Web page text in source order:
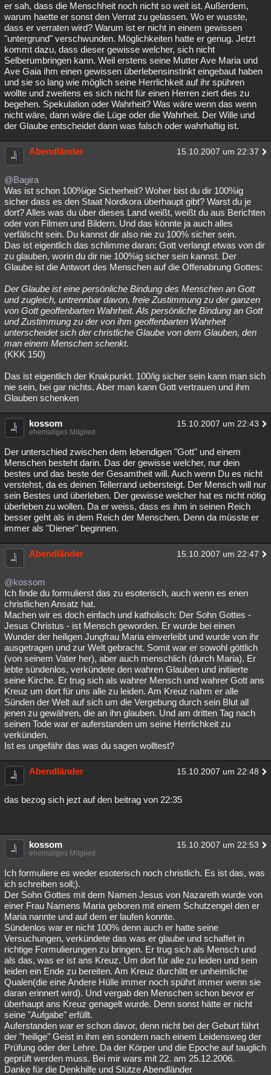
er sah, dass die Menschheit noch nicht so weit ist. Außerdem,
warum haette er sonst den Verrat zu gelassen. Wo er wusste,
dass er verraten wird? Warum ist er nicht in einem gewissen
"untergrund" verschwunden. Möglichkeiten hatte er genug. Jetzt
kommt dazu, dass dieser gewisse welcher, sich nicht
Selberumbringen kann. Weil erstens seine Mutter Ave Maria und
Ave Gaia ihm einen gewissen überlebensinstinkt eingebaut haben
und sie so lang wie möglich seine Herrlichkeit auf ihr spühren
wollte und zweitens es sich nicht für einen Herren ziert dies zu
begehen. Spekulation oder Wahrheit? Was wäre wenn das wenn
nicht wäre, dann wäre die Lüge oder die Wahrheit. Der Wille und
der Glaube entscheidet dann was falsch oder wahrhaftig ist.
Abendländer 15.10.2007 um 22:37
@Bagira
Was ist schon 100%ige Sicherheit? Woher bist du dir 100%ig
sicher dass es den Staat Nordkora überhaupt gibt? Warst du je
dort? Alles was du über dieses Land weißt, weißt du aus Berichten
oder von Filmen und Bildern. Und das könnte ja auch alles
verfälscht sein. Du kannst dir also nie zu 100% sicher sein.
Das ist eigentlich das schlimme daran: Gott verlangt etwas von dir
zu glauben, worin du dir nie 100%ig sicher sein kannst. Der
Glaube ist die Antwort des Menschen auf die Offenabrung Gottes:
Der Glaube ist eine persönliche Bindung des Menschen an Gott
und zugleich, untrennbar davon, freie Zustimmung zu der ganzen
von Gott geoffenbarten Wahrheit. Als persönliche Bindung an Gott
und Zustimmung zu der von ihm geoffenbarten Wahrheit
unterscheidet sich der christliche Glaube von dem Glauben, den
man einem Menschen schenkt.
(KKK 150)
Das ist eigentlich der Knakpunkt. 100/ig sicher sein kann man sich
nie sein, bei gar nichts. Aber man kann Gott vertrauen und ihm
Glauben schenken
kossom 15.10.2007 um 22:43
ehemaliges Mitglied
Der unterschied zwischen dem lebendigen "Gott" und einem
Menschen besteht darin. Das der gewisse welcher, nur dein
bestes und das beste der Gesamtheit will. Auch wenn Du es nicht
verstehst, da es deinen Tellerrand uebersteigt. Der Mensch will nur
sein Bestes und überleben. Der gewisse welcher hat es nicht nötig
überleben zu wollen. Da er weiss, dass es ihm in seinen Reich
besser geht als in dem Reich der Menschen. Denn da müsste er
immer als "Diener" beginnen.
Abendländer 15.10.2007 um 22:47
@kossom
Ich finde du formulierst das zu esoterisch, auch wenn es enen
christlichen Ansatz hat.
Machen wir es doch einfach und katholisch: Der Sohn Gottes -
Jesus Christus - ist Mensch geworden. Er wurde bei einen
Wunder der heiligen Jungfrau Maria einverleibt und wurde von ihr
ausgetragen und zur Welt gebracht. Somit war er sowohl göttlich
(von seinem Vater her), aber auch menschlich (durch Maria). Er
lebte sündenlos, verkündete den wahren Glauben und initiierte
seine Kirche. Er trug sich als wahrer Mensch und wahrer Gott ans
Kreuz um dort für uns alle zu leiden. Am Kreuz nahm er alle
Sünden der Welt auf sich um die Vergebung durch sein Blut all
jenen zu gewähren, die an ihn glauben. Und am dritten Tag nach
seinen Tode war er auferstanden um seine Herrlichkeit zu
verkünden.
Ist es ungefähr das was du sagen wolltest?
Abendländer 15.10.2007 um 22:48
das bezog sich jezt auf den beitrag von 22:35
kossom 15.10.2007 um 22:53
ehemaliges Mitglied
Ich formuliere es weder esoterisch noch christlich. Es ist das, was
ich schreiben soll;).
Der Sohn Gottes mit dem Namen Jesus von Nazareth wurde von
einer Frau Namens Maria geboren mit einem Schutzengel den er
Maria nannte und auf dem er laufen konnte.
Sündenlos war er nicht 100% denn auch er hatte seine
Versuchungen, verkündete das was er glaube und schaffet in
richtige Formulierungen zu bringen. Er trug sich als Mensch und
als das, was er ist ans Kreuz. Um dort für alle zu leiden und sein
leiden ein Ende zu bereiten. Am Kreuz durchlitt er unheimliche
Qualen(die eine Andere Hülle immer noch spührt immer wenn sie
daran erinnert wird). Und vergab den Menschen schon bevor er
überhaupt ans Kreuz genagelt wurde. Denn sonst hätte er nicht
seine "Aufgabe" erfüllt.
Auferstanden war er schon davor, denn nicht bei der Geburt fährt
der "heilige" Geist in ihm ein sondern nach einem Leidensweg der
Prüfung oder der Lehre. Da der Körper und die Epoche auf tauglich
geprüft werden muss. Bei mir wars mit 22. am 25.12.2006.
Danke für die Denkhilfe und Stütze Abendländer